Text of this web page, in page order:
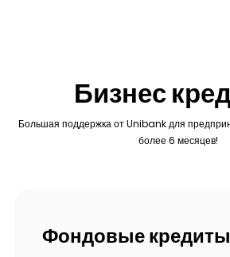
Бизнес
Большая поддержка от Unibank для
более 6 месяцев!
Фондовые кредиты